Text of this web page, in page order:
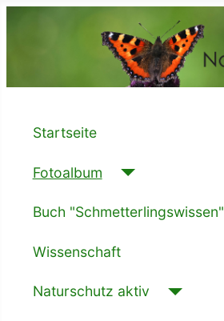
Startseite
Fotoalbum
Buch "Schmetterlingswissen"
Wissenschaft
Naturschutz aktiv